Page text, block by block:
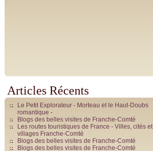
Articles Récents
Le Petit Explorateur - Morteau et le Haut-Doubs
romantique -
Blogs des belles visites de Franche-Comté
Les routes touristiques de France - Villes, cités et
villages Franche-Comté
Blogs des belles visites de Franche-Comté
Blogs des belles visites de Franche-Comté